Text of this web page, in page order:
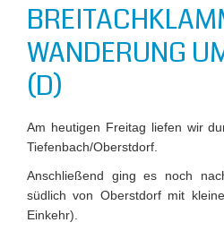
WANDERUNG
(D)
Am heutigen Freitag liefen wir
Tiefenbach/Oberstdorf.
Anschließend ging es noch
südlich von Oberstdorf mit
Einkehr).